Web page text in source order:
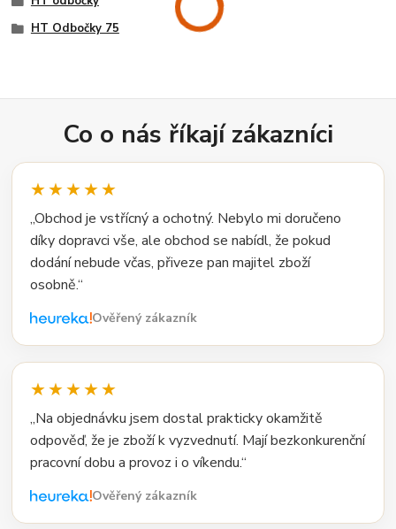
HT Odbočky 75
Co o nás říkají zákazníci
★★★★★
„Obchod je vstřícný a ochotný. Nebylo mi doručeno
díky dopravci vše, ale obchod se nabídl, že pokud
dodání nebude včas, přiveze pan majitel zboží
osobně.“
Ověřený zákazník
★★★★★
„Na objednávku jsem dostal prakticky okamžitě
odpověď, že je zboží k vyzvednutí. Mají bezkonkurenční
pracovní dobu a provoz i o víkendu.“
Ověřený zákazník